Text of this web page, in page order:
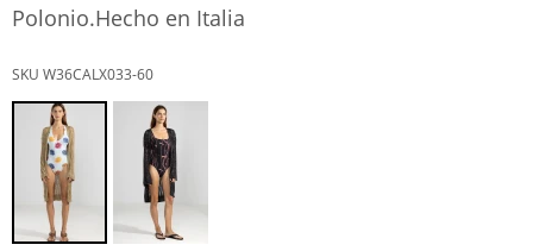
Polonio.Hecho en Italia
W36CALX033-60